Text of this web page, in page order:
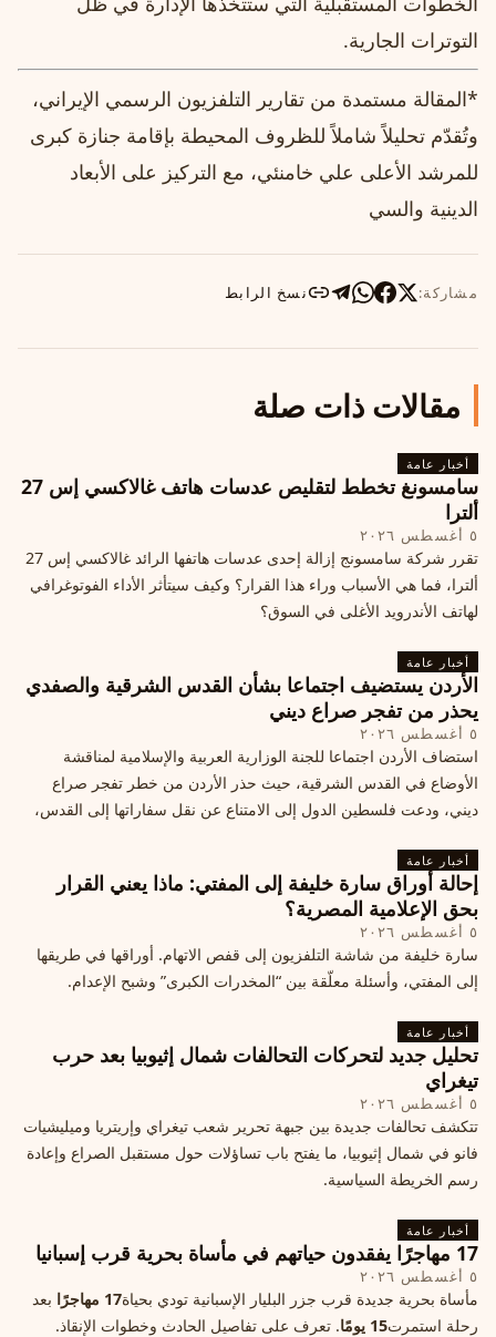
التوترات الجارية.
*المقالة مستمدة من تقارير التلفزيون الرسمي الإيراني،
وتُقدّم تحليلاً شاملاً للظروف المحيطة بإقامة جنازة كبرى
للمرشد الأعلى علي خامنئي، مع التركيز على الأبعاد
الدينية والسي
مشاركة: نسخ الرابط
مقالات ذات صلة
أخبار عامة
سامسونغ تخطط لتقليص عدسات هاتف غالاكسي إس 27
ألترا
٥ أغسطس ٢٠٢٦
تقرر شركة سامسونج إزالة إحدى عدسات هاتفها الرائد غالاكسي إس 27
ألترا، فما هي الأسباب وراء هذا القرار؟ وكيف سيتأثر الأداء الفوتوغرافي
لهاتف الأندرويد الأغلى في السوق؟
أخبار عامة
الأردن يستضيف اجتماعا بشأن القدس الشرقية والصفدي
يحذر من تفجر صراع ديني
٥ أغسطس ٢٠٢٦
استضاف الأردن اجتماعا للجنة الوزارية العربية والإسلامية لمناقشة
الأوضاع في القدس الشرقية، حيث حذر الأردن من خطر تفجر صراع
ديني، ودعت فلسطين الدول إلى الامتناع عن نقل سفاراتها إلى القدس،
أخبار عامة
إحالة أوراق سارة خليفة إلى المفتي: ماذا يعني القرار
بحق الإعلامية المصرية؟
٥ أغسطس ٢٠٢٦
سارة خليفة من شاشة التلفزيون إلى قفص الاتهام. أوراقها في طريقها
إلى المفتي، وأسئلة معلّقة بين “المخدرات الكبرى” وشبح الإعدام.
أخبار عامة
تحليل جديد لتحركات التحالفات شمال إثيوبيا بعد حرب
تيغراي
٥ أغسطس ٢٠٢٦
تتكشف تحالفات جديدة بين جبهة تحرير شعب تيغراي وإريتريا وميليشيات
فانو في شمال إثيوبيا، ما يفتح باب تساؤلات حول مستقبل الصراع وإعادة
رسم الخريطة السياسية.
أخبار عامة
17 مهاجرًا يفقدون حياتهم في مأساة بحرية قرب إسبانيا
٥ أغسطس ٢٠٢٦
مأساة بحرية جديدة قرب جزر البليار الإسبانية تودي بحياة17 مهاجرًا
بعد
رحلة استمرت15 يومًا . تعرف على تفاصيل الحادث وخطوات الإنقاذ.